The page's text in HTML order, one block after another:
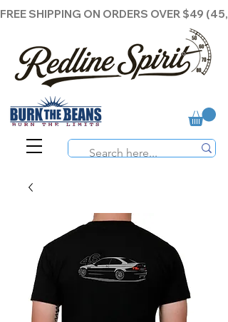
FREE SHIPPING ON ORDERS OVER $49